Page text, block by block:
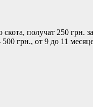
получат 250 грн.
грн., от 9 до 11